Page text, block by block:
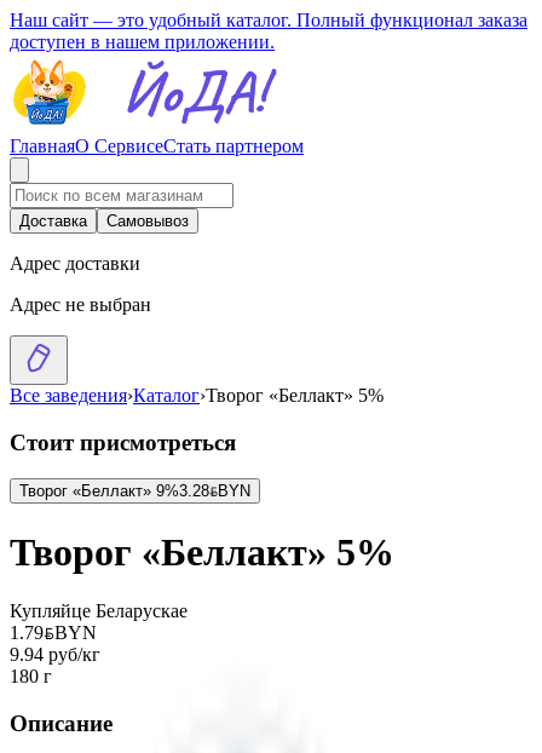
Наш сайт — это удобный каталог. Полный функционал заказа
доступен в нашем приложении.
ГлавнаяО СервисеСтать партнером
Доставка Самовывоз
Адрес доставки
Адрес не выбран
Все заведения›Каталог›Творог «Беллакт» 5%
Стоит присмотреться
Творог «Беллакт» 9%3.28BYNBYN
Творог «Беллакт» 5%
Купляйце Беларускае
1.79BYNBYN
9.94 руб/кг
180 г
Описание